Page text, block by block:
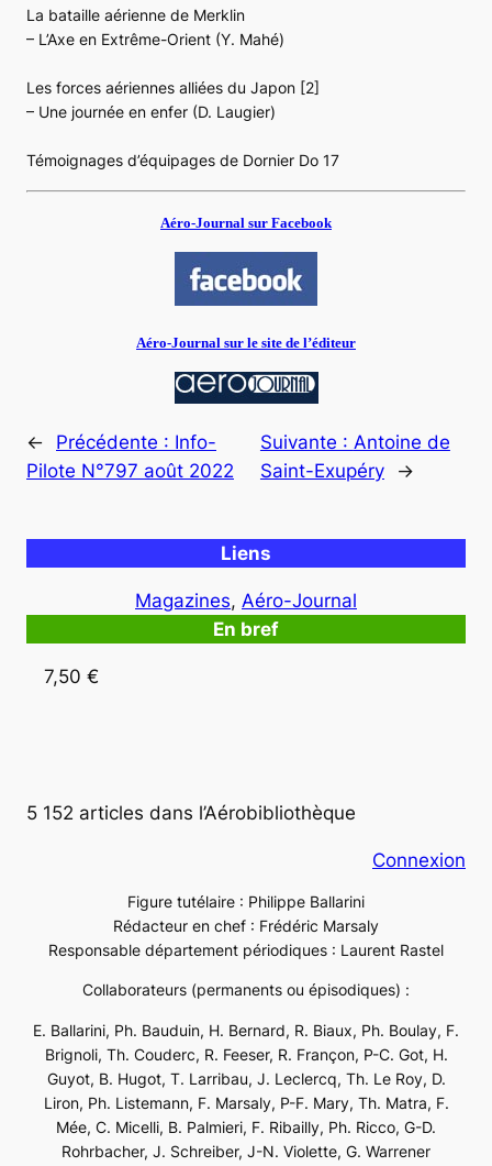
La bataille aérienne de Merklin
– L’Axe en Extrême-Orient (Y. Mahé)
Les forces aériennes alliées du Japon [2]
– Une journée en enfer (D. Laugier)
Témoignages d’équipages de Dornier Do 17
Aéro-Journal sur Facebook
Aéro-Journal sur le site de l’éditeur
← Précédente : Info-
Pilote N°797 août 2022
Suivante : Antoine de
Saint-Exupéry
→
Liens
Magazines, Aéro-Journal
En bref
7,50 €
5 152 articles dans l’Aérobibliothèque
Connexion
Figure tutélaire : Philippe Ballarini
Rédacteur en chef : Frédéric Marsaly
Responsable département périodiques : Laurent Rastel
Collaborateurs (permanents ou épisodiques) :
E. Ballarini, Ph. Bauduin, H. Bernard, R. Biaux, Ph. Boulay, F.
Brignoli, Th. Couderc, R. Feeser, R. Françon, P-C. Got, H.
Guyot, B. Hugot, T. Larribau, J. Leclercq, Th. Le Roy, D.
Liron, Ph. Listemann, F. Marsaly, P-F. Mary, Th. Matra, F.
Mée, C. Micelli, B. Palmieri, F. Ribailly, Ph. Ricco, G-D.
Rohrbacher, J. Schreiber, J-N. Violette, G. Warrener